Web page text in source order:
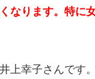
なります。特に
上幸子さんです。